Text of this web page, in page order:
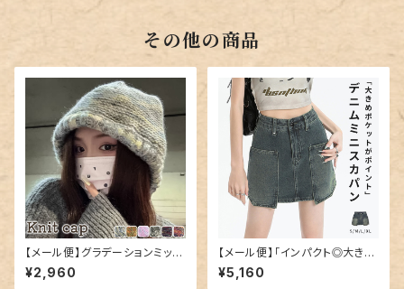
その他の商品
【メール便】グラデーションミック
スカラーニット帽／hat300
¥2,960
【メール便】「インパクト◎大き目
ポケット」デニム ミニスカート 韓
国ファッション デニムスカート ミ
¥5,160